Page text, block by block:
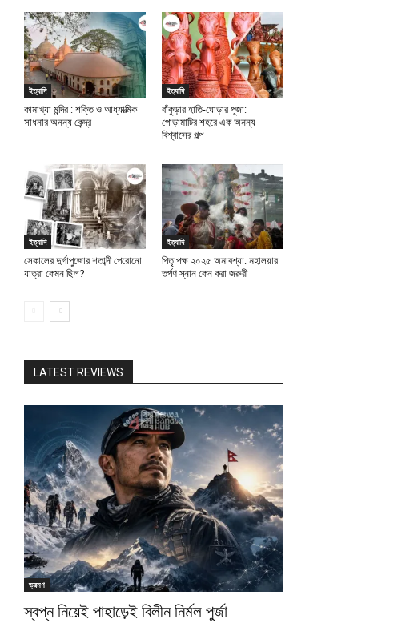
ইত্যাদি
কামাখ্যা মন্দির : শক্তি ও আধ্যাত্মিক
সাধনার অনন্য কেন্দ্র
ইত্যাদি
বাঁকুড়ার হাতি-ঘোড়ার পূজা:
পোড়ামাটির শহরে এক অনন্য
বিশ্বাসের গল্প
ইত্যাদি
সেকালের দুর্গাপুজোর শতাব্দী পেরোনো
যাত্রা কেমন ছিল?
ইত্যাদি
পিতৃ পক্ষ ২০২৫ অমাবশ্যা: মহালয়ার
তর্পণ স্নান কেন করা জরুরী
LATEST REVIEWS
ভ্রমণ
স্বপ্ন নিয়েই পাহাড়েই বিলীন নির্মল পুর্জা